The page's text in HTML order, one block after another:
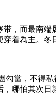
，而最南
着為主。冬
勾當，不得
哪怕其次